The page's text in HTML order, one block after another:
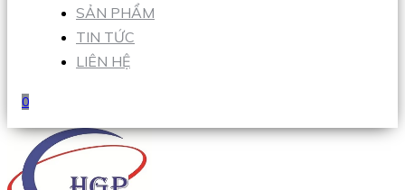
SẢN PHẨM
TIN TỨC
LIÊN HỆ
0